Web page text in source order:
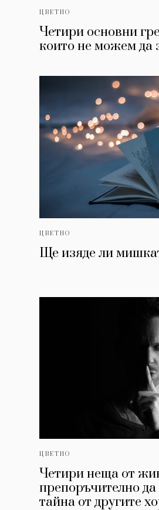
ЦВЕТНО
Четири основни
които не можем да
ЦВЕТНО
Ще изяде ли
ЦВЕТНО
Четири неща от
препоръчително
тайна от другите